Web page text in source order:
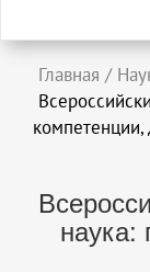
Главная /
компетенции,
наука: